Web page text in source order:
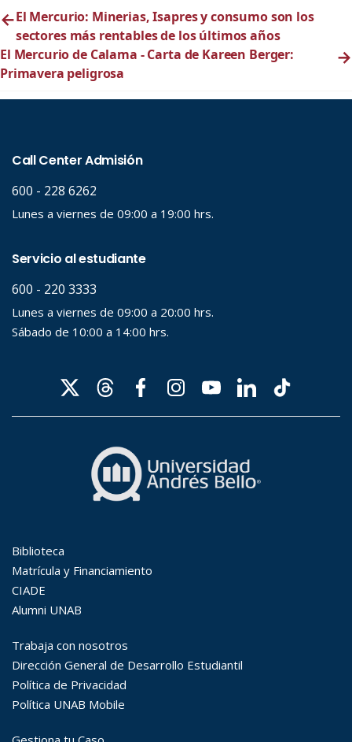
←El Mercurio: Minerias, Isapres y consumo son los
sectores más rentables de los últimos años
El Mercurio de Calama - Carta de Kareen Berger:
Primavera peligrosa
→